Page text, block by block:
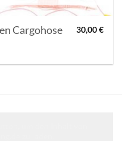
Cargohose
30,00€